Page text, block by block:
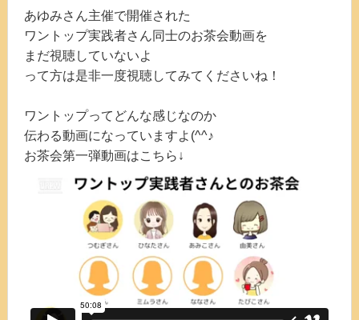
あゆみさん主催で開催された
ワントップ実践者さん同士のお茶会動画を
まだ視聴していないよ
って方は是非一度視聴してみてくださいね！
ワントップってどんな感じなのか
伝わる動画になっていますよ(^^♪
お茶会第一弾動画はこちら↓